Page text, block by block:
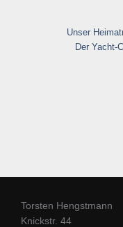
Unser
Der Yacht-
Torsten Hengstmann
Knickstr. 44